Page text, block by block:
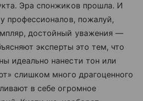
Эра спонжиков прошла. И
профессионалов, пожалуй,
достойный уважения —
эксперты это тем, что
идеально нанести тон или
слишком много драгоценного
в себе огромное